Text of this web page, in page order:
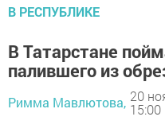
В РЕСПУБЛИКЕ
В Татарстане
палившего из
Римма Мавлютова, 20
15:00